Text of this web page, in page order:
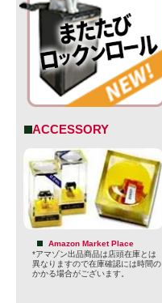
ACCESSORY
Amazon Market Place
*アマゾン出品商品は店頭在庫とは
異なりますので在庫確認には時間の
かかる場合がございます。